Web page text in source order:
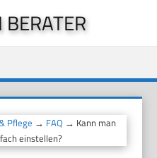
Pflege → FAQ → Kann man
einstellen?